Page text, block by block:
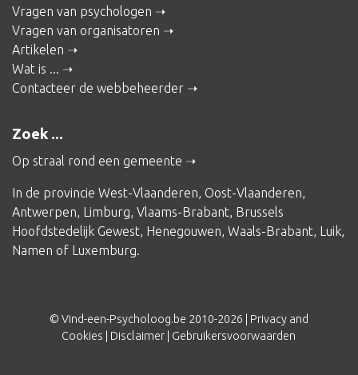
Vragen van psychologen
Vragen van organisatoren
Artikelen
Wat is ...
Contacteer de webbeheerder
Zoek ...
Op straal rond een gemeente
In de provincie West-Vlaanderen, Oost-Vlaanderen,
Antwerpen, Limburg, Vlaams-Brabant, Brussels
Hoofdstedelijk Gewest, Henegouwen, Waals-Brabant, Luik,
Namen of Luxemburg.
© Vind-een-Psycholoog.be 2010-2026 | Privacy and
Cookies
Disclaimer Gebruikersvoorwaarden